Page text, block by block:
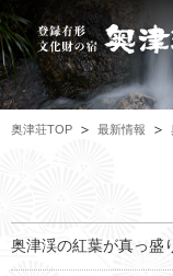
奥津荘TOP 最新情報
奥津渓の紅葉が真っ盛